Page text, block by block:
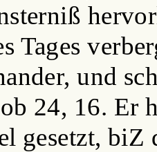
Tages
und
24, 16. Er
gesetzt, biZ